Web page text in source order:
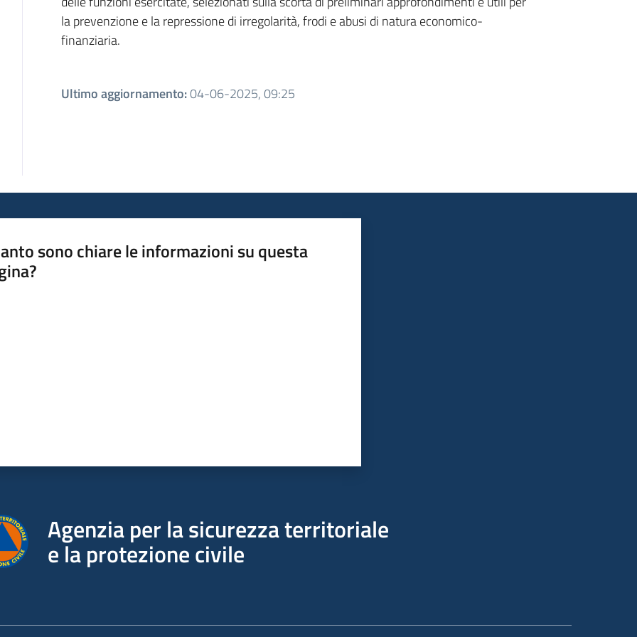
la prevenzione e la repressione di irregolarità, frodi e abusi di natura economico-
finanziaria.
Ultimo aggiornamento:04-06-2025, 09:25
sono chiare le informazioni su questa
Agenzia per la sicurezza territoriale
e la protezione civile